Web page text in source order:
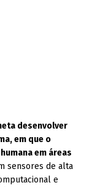
desenvolver
em que o
em áreas
sensores de alta
e